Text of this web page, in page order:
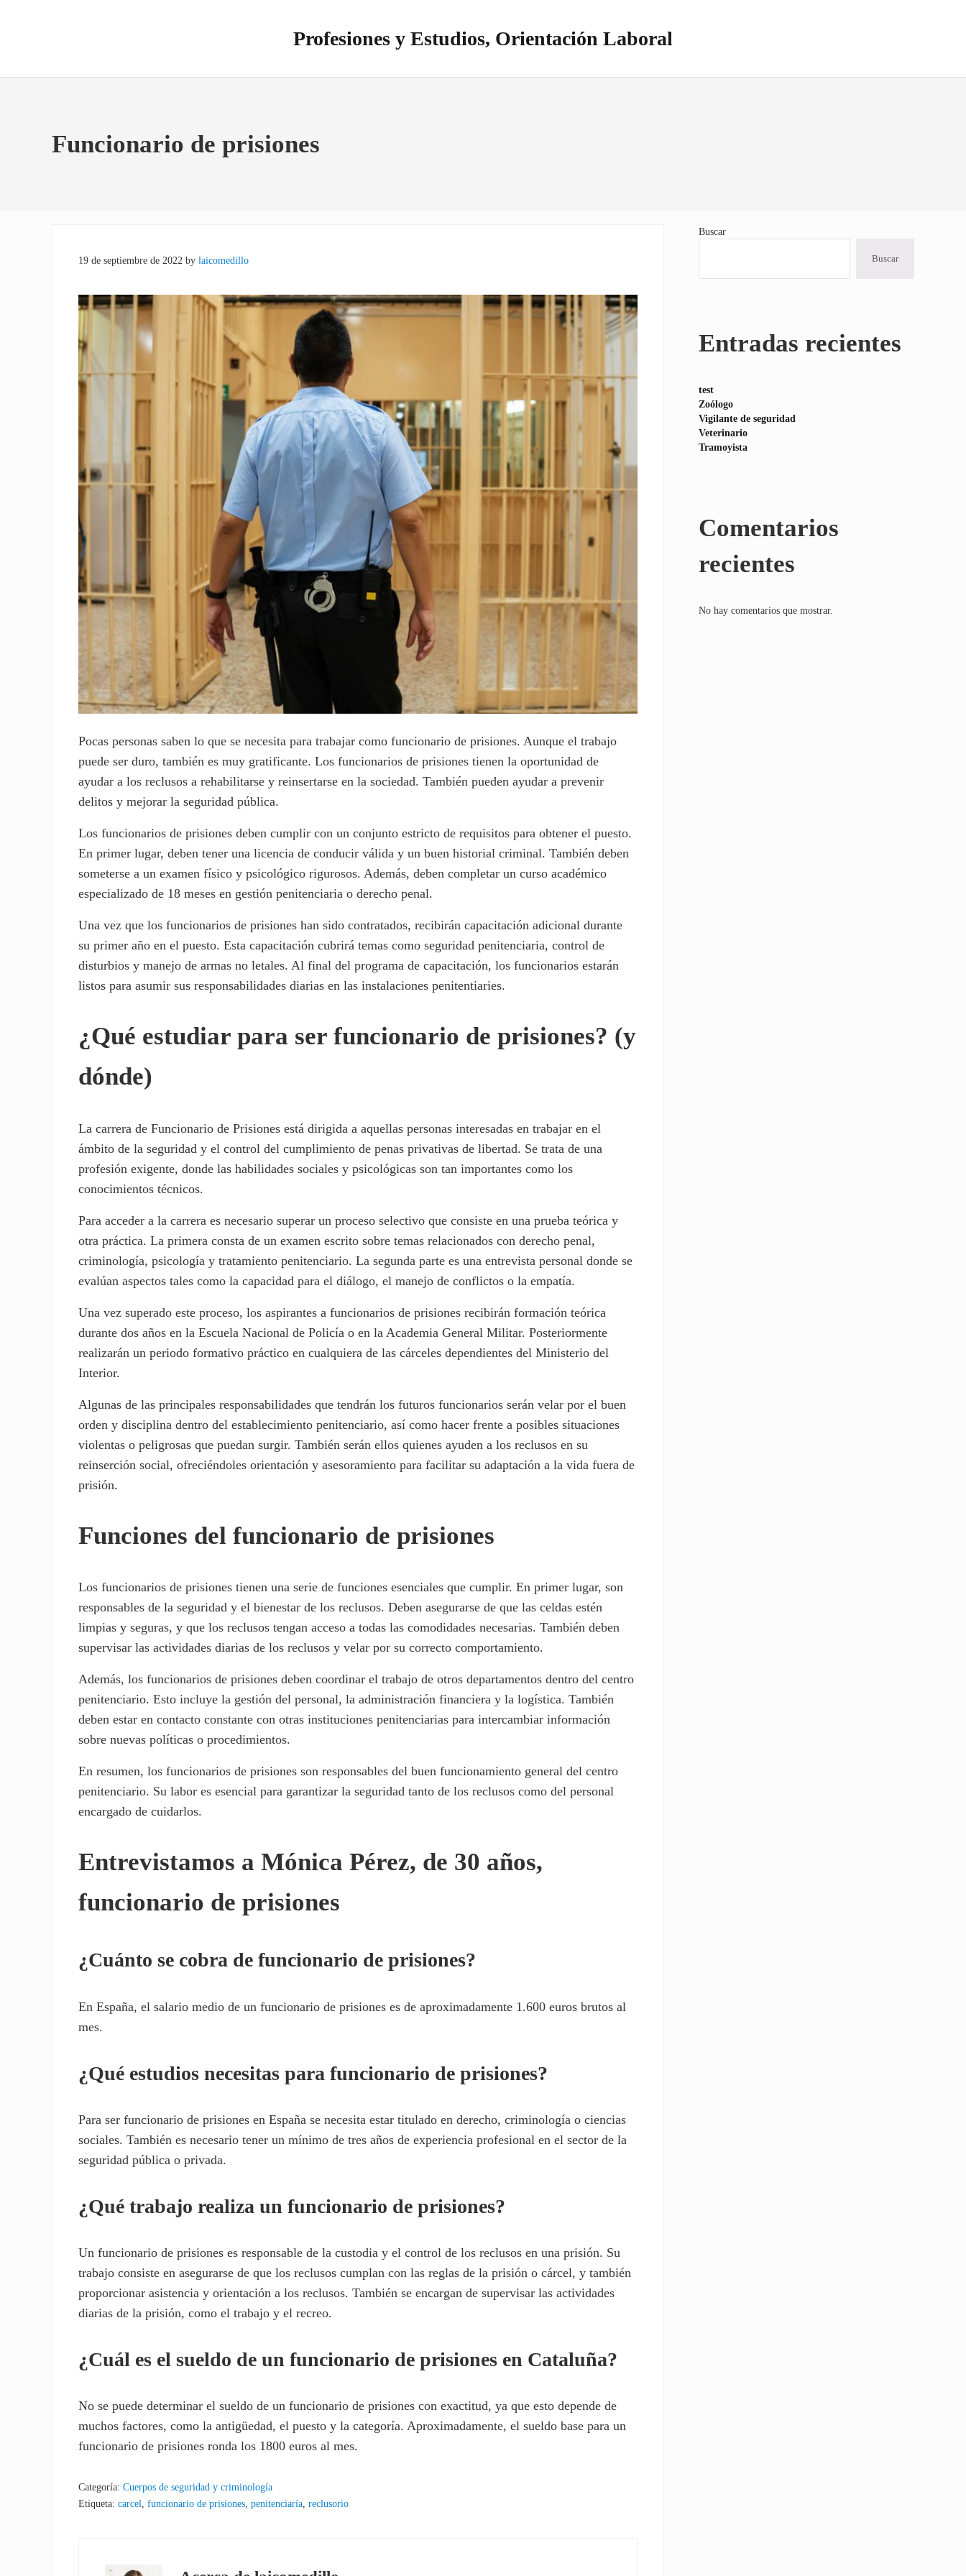
Profesiones y Estudios, Orientación Laboral
Funcionario de prisiones
19 de septiembre de 2022 bylaicomedillo
Pocas personas saben lo que se necesita para trabajar como funcionario de prisiones. Aunque el trabajo
puede ser duro, también es muy gratificante. Los funcionarios de prisiones tienen la oportunidad de
ayudar a los reclusos a rehabilitarse y reinsertarse en la sociedad. También pueden ayudar a prevenir
delitos y mejorar la seguridad pública.
Los funcionarios de prisiones deben cumplir con un conjunto estricto de requisitos para obtener el puesto.
En primer lugar, deben tener una licencia de conducir válida y un buen historial criminal. También deben
someterse a un examen físico y psicológico rigurosos. Además, deben completar un curso académico
especializado de 18 meses en gestión penitenciaria o derecho penal.
Una vez que los funcionarios de prisiones han sido contratados, recibirán capacitación adicional durante
su primer año en el puesto. Esta capacitación cubrirá temas como seguridad penitenciaria, control de
disturbios y manejo de armas no letales. Al final del programa de capacitación, los funcionarios estarán
listos para asumir sus responsabilidades diarias en las instalaciones penitentiaries.
¿Qué estudiar para ser funcionario de prisiones? (y
dónde)
La carrera de Funcionario de Prisiones está dirigida a aquellas personas interesadas en trabajar en el
ámbito de la seguridad y el control del cumplimiento de penas privativas de libertad. Se trata de una
profesión exigente, donde las habilidades sociales y psicológicas son tan importantes como los
conocimientos técnicos.
Para acceder a la carrera es necesario superar un proceso selectivo que consiste en una prueba teórica y
otra práctica. La primera consta de un examen escrito sobre temas relacionados con derecho penal,
criminología, psicología y tratamiento penitenciario. La segunda parte es una entrevista personal donde se
evalúan aspectos tales como la capacidad para el diálogo, el manejo de conflictos o la empatía.
Una vez superado este proceso, los aspirantes a funcionarios de prisiones recibirán formación teórica
durante dos años en la Escuela Nacional de Policía o en la Academia General Militar. Posteriormente
realizarán un periodo formativo práctico en cualquiera de las cárceles dependientes del Ministerio del
Interior.
Algunas de las principales responsabilidades que tendrán los futuros funcionarios serán velar por el buen
orden y disciplina dentro del establecimiento penitenciario, así como hacer frente a posibles situaciones
violentas o peligrosas que puedan surgir. También serán ellos quienes ayuden a los reclusos en su
reinserción social, ofreciéndoles orientación y asesoramiento para facilitar su adaptación a la vida fuera de
prisión.
Funciones del funcionario de prisiones
Los funcionarios de prisiones tienen una serie de funciones esenciales que cumplir. En primer lugar, son
responsables de la seguridad y el bienestar de los reclusos. Deben asegurarse de que las celdas estén
limpias y seguras, y que los reclusos tengan acceso a todas las comodidades necesarias. También deben
supervisar las actividades diarias de los reclusos y velar por su correcto comportamiento.
Además, los funcionarios de prisiones deben coordinar el trabajo de otros departamentos dentro del centro
penitenciario. Esto incluye la gestión del personal, la administración financiera y la logística. También
deben estar en contacto constante con otras instituciones penitenciarias para intercambiar información
sobre nuevas políticas o procedimientos.
En resumen, los funcionarios de prisiones son responsables del buen funcionamiento general del centro
penitenciario. Su labor es esencial para garantizar la seguridad tanto de los reclusos como del personal
encargado de cuidarlos.
Entrevistamos a Mónica Pérez, de 30 años,
funcionario de prisiones
¿Cuánto se cobra de funcionario de prisiones?
En España, el salario medio de un funcionario de prisiones es de aproximadamente 1.600 euros brutos al
mes.
¿Qué estudios necesitas para funcionario de prisiones?
Para ser funcionario de prisiones en España se necesita estar titulado en derecho, criminologí­a o ciencias
sociales. También es necesario tener un mí­nimo de tres años de experiencia profesional en el sector de la
seguridad pública o privada.
¿Qué trabajo realiza un funcionario de prisiones?
Un funcionario de prisiones es responsable de la custodia y el control de los reclusos en una prisión. Su
trabajo consiste en asegurarse de que los reclusos cumplan con las reglas de la prisión o cárcel, y también
proporcionar asistencia y orientación a los reclusos. También se encargan de supervisar las actividades
diarias de la prisión, como el trabajo y el recreo.
¿Cuál es el sueldo de un funcionario de prisiones en Cataluña?
No se puede determinar el sueldo de un funcionario de prisiones con exactitud, ya que esto depende de
muchos factores, como la antigüedad, el puesto y la categoría. Aproximadamente, el sueldo base para un
funcionario de prisiones ronda los 1800 euros al mes.
Categoría:Cuerpos de seguridad y criminología
Etiqueta:carcel,funcionario de prisiones,penitenciaría,reclusorio
Sidebar
Buscar
Buscar
Entradas recientes
test
Zoólogo
Vigilante de seguridad
Veterinario
Tramoyista
Comentarios
recientes
No hay comentarios que mostrar.